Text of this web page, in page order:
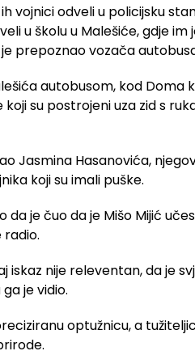
vojnici odveli u policijsku
u školu u Malešiće, gdje
je prepoznao vozača
autobusom, kod Doma
su postrojeni uza zid s
Jasmina Hasanovića,
koji su imali puške.
da je čuo da je Mišo Mijić
iskaz nije releventan, da je
je vidio.
optužnicu, a